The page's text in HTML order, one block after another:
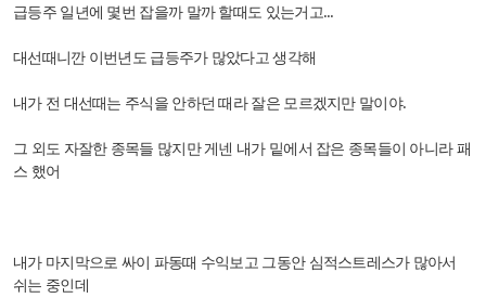
급등주 일년에 몇번 잡을까 말까 할때도 있는거고...
대선때니깐 이번년도 급등주가 많았다고 생각해
내가 전 대선때는 주식을 안하던 때라 잘은 모르겠지만 말이야.
그 외도 자잘한 종목들 많지만 게넨 내가 밑에서 잡은 종목들이 아니라 패
스 했어
내가 마지막으로 싸이 파동때 수익보고 그동안 심적스트레스가 많아서
쉬는 중인데